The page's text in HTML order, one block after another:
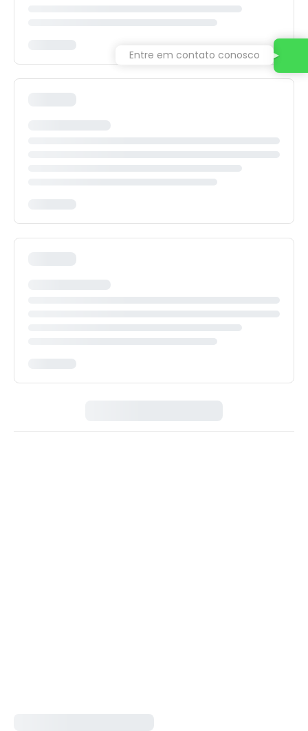
Entre em contato conosco